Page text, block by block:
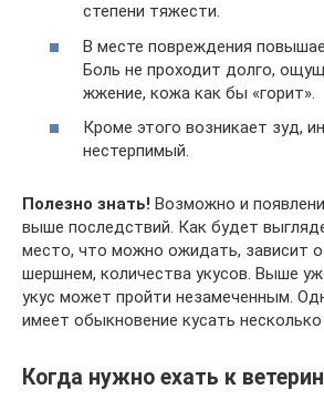
степени тяжести.
В месте повреждения
Боль не проходит долго,
жжение, кожа как бы «горит».
Кроме этого возникает зуд,
нестерпимый.
Полезно знать! Возможно и
выше последствий. Как будет
место, что можно ожидать, зависит
шершнем, количества укусов. Выше
укус может пройти незамеченным.
имеет обыкновение кусать
Когда нужно ехать к